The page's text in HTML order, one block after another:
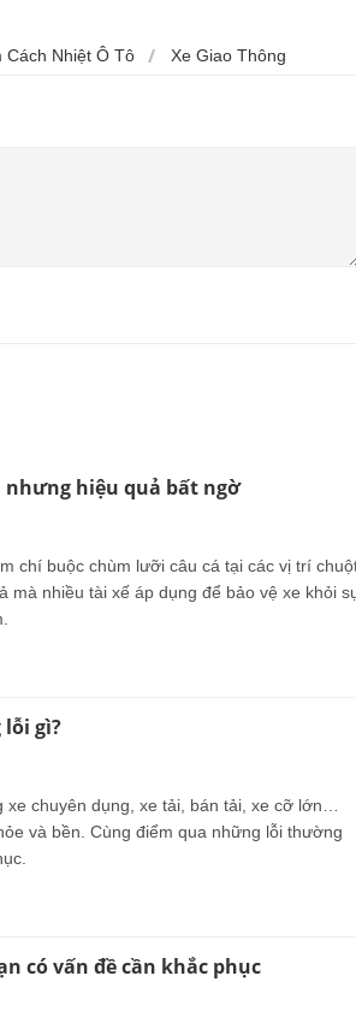
Cách Nhiệt Ô Tô Xe Giao Thông
nhưng hiệu quả bất ngờ
chí buộc chùm lưỡi câu cá tại các vị trí
mà nhiều tài xế áp dụng để bảo vệ xe khỏi
gì?
chuyên dụng, xe tải, bán tải, xe cỡ lớn…
và bền. Cùng điểm qua những lỗi thường
có vấn đề cần khắc phục